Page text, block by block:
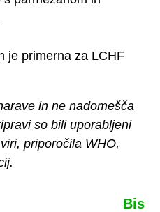
je primerna za LCHF
in ne nadomešča
so bili uporabljeni
priporočila WHO,
Bis